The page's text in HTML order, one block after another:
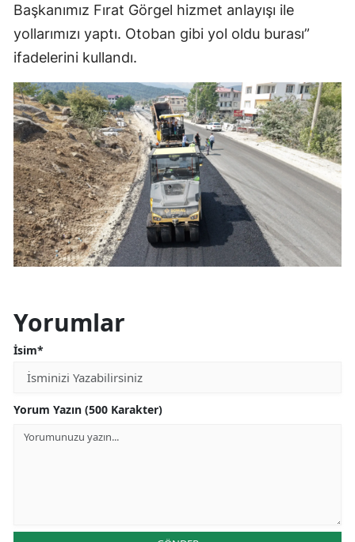
Başkanımız Fırat Görgel hizmet anlayışı ile
yollarımızı yaptı. Otoban gibi yol oldu burası”
ifadelerini kullandı.
Yorumlar
İsim*
Yorum Yazın (500 Karakter)